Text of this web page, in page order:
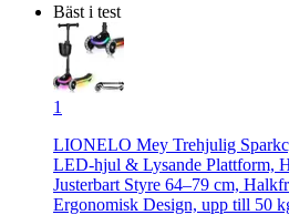
Bäst i test
1
LIONELO Mey Trehjulig
LED-hjul & Lysande Plattform,
Justerbart Styre 64–79 cm,
Ergonomisk Design, upp till 50